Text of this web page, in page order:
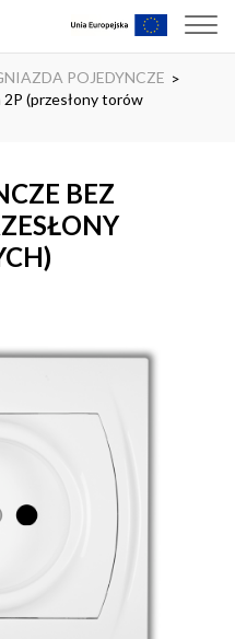
POJEDYNCZE
2P (przesłony torów
BEZ